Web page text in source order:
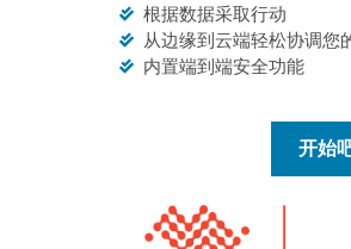
根据数据采取行动
从边缘到云端轻松协调您
内置端到端安全功能
开始